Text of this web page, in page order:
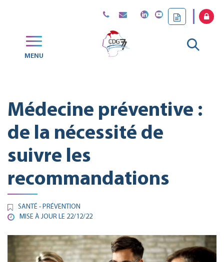
MENU
Aller
Médecine préventive :
de la nécessité de
suivre les
recommandations
SANTÉ - PRÉVENTION
MISE À JOUR LE 22/12/22